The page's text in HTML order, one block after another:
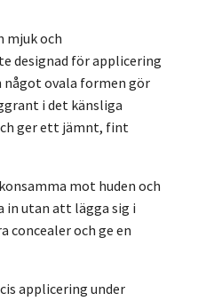
mjuk och
designad för applicering
något ovala formen gör
i det känsliga
ger ett jämnt, fint
mot huden och
utan att lägga sig i
concealer och ge en
applicering under